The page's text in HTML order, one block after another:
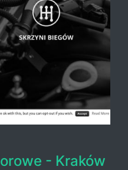
- Kraków